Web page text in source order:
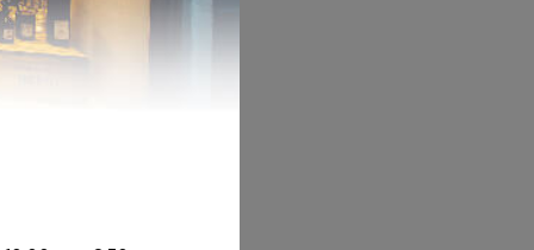
through 12,00€